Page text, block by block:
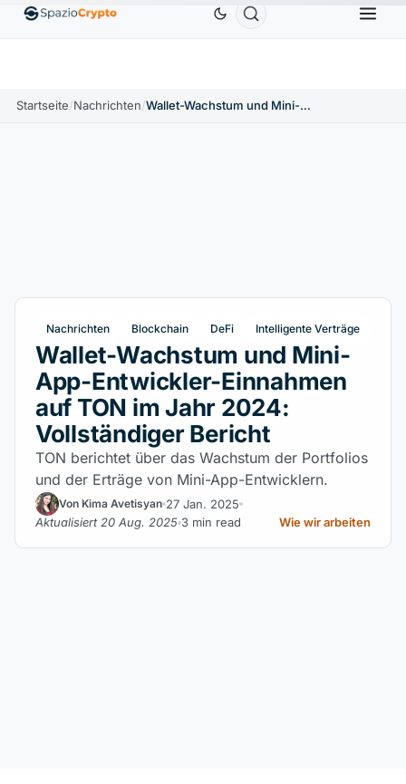
EthereumETH1.880,58 $ TetherUSDT0,9991 $ BNBBNB
Startseite/Nachrichten/ Wallet-Wachstum und Mini-App-Entwickler-Einnahmen auf TON im Jahr 2024: Vollständiger Bericht
Nachrichten Blockchain DeFi Intelligente Verträge
Wallet-Wachstum und Mini-
App-Entwickler-Einnahmen
auf TON im Jahr 2024:
Vollständiger Bericht
TON berichtet über das Wachstum der Portfolios
und der Erträge von Mini-App-Entwicklern.
Von Kima Avetisyan 27 Jan. 2025
Aktualisiert 20 Aug. 2025 3 min read Wie wir arbeiten